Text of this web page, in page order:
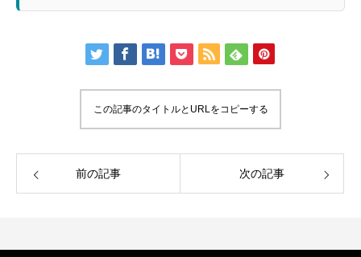
この記事のタイトルとURLをコピーする
前の記事 次の記事